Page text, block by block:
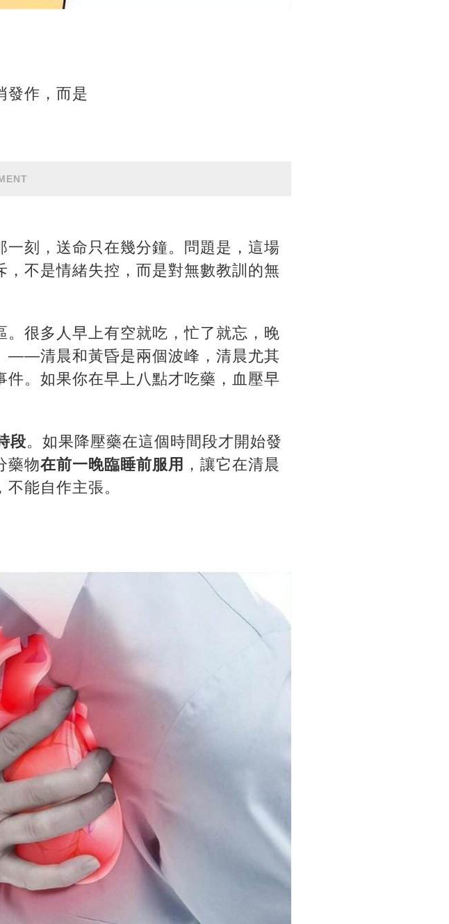
發作，而是
刻，送命只在幾分鐘。問題是，這場
不是情緒失控，而是對無數教訓的無
很多人早上有空就吃，忙了就忘，晚
——清晨和黃昏是兩個波峰，清晨尤其
。如果你在早上八點才吃藥，血壓早
段。如果降壓藥在這個時間段才開始發
藥物在前一晚臨睡前服用 ，讓它在清晨
能自作主張。